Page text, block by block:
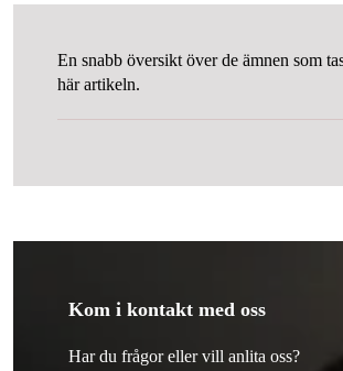
En snabb översikt över de ämnen som
här artikeln.
Kom i kontakt med oss
Har du frågor eller vill anlita oss?